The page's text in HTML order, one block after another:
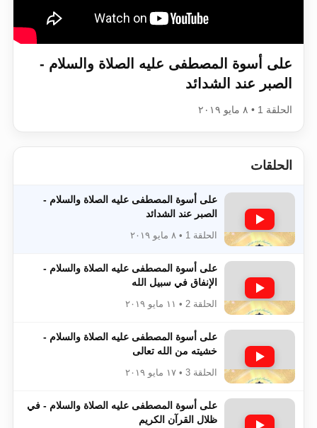
اقرأ هذا الكتاب وتعرّف على حقيقة
على أسوة المصطفى عليه الصلاة والسلام -
الصبر عند الشدائد
الحلقة 1 • ٨ مايو ٢٠١٩
الحلقات
على أسوة المصطفى عليه الصلاة والسلام -
الصبر عند الشدائد
الحلقة 1 • ٨ مايو ٢٠١٩
على أسوة المصطفى عليه الصلاة والسلام -
الإنفاق في سبيل الله
الحلقة 2 • ١١ مايو ٢٠١٩
على أسوة المصطفى عليه الصلاة والسلام -
خشيته من الله تعالى
الحلقة 3 • ١٧ مايو ٢٠١٩
على أسوة المصطفى عليه الصلاة والسلام - في
ظلال القرآن الكريم